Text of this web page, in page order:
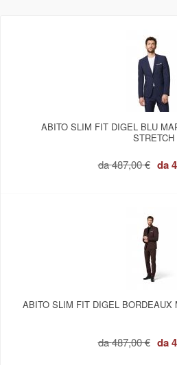
ABITO SLIM FIT DIGEL BLU
STRETCH
da487,00 € da
ABITO SLIM FIT DIGEL BORDEAUX
da487,00 € da